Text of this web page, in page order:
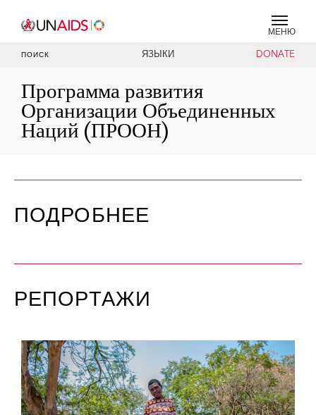
МЕНЮ
ПОИСК ЯЗЫКИ DONATE
Программа развития
Организации Объединенных
Наций (ПРООН)
ПОДРОБНЕЕ
РЕПОРТАЖИ